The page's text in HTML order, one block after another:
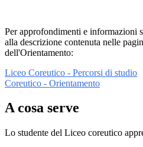
Per approfondimenti e informazioni
alla descrizione contenuta nelle
dell'Orientamento:
Liceo Coreutico - Percorsi di studio
Coreutico - Orientamento
A cosa serve
Lo studente del Liceo coreutico